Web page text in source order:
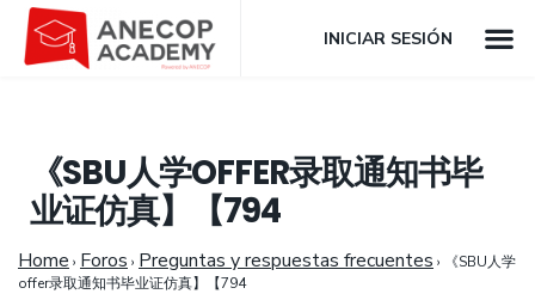
INICIAR SESIÓN
《SBU人学OFFER录取通知书毕
业证仿真】【794
Home › Foros › Preguntas y respuestas frecuentes ›
《SBU人学
offer录取通知书毕业证仿真】【794